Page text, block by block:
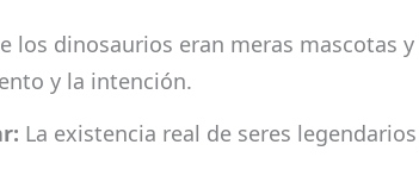
los dinosaurios eran meras mascotas
y la intención.
La existencia real de seres